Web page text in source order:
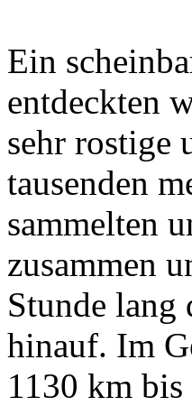
Ein
entdeckten
sehr rostige
tausenden
sammelten
zusammen
Stunde lang
hinauf. Im
1130 km